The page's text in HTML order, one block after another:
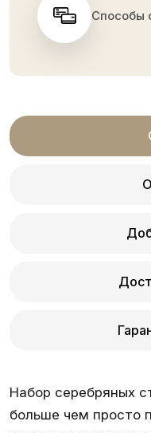
Способы
Набор серебряных
больше чем просто